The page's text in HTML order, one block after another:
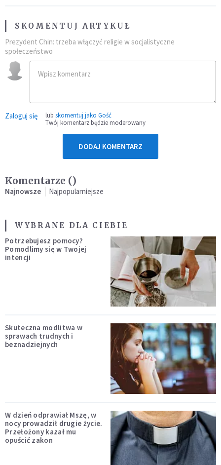
SKOMENTUJ ARTYKUŁ
Prezydent Chin: trzeba włączyć religie w socjalistyczne
społeczeństwo
Zaloguj się lub skomentuj jako Gość
Twój komentarz będzie moderowany
DODAJ KOMENTARZ
Komentarze ()
Najnowsze Najpopularniejsze
WYBRANE DLA CIEBIE
Potrzebujesz pomocy?
Pomodlimy się w Twojej
intencji
Skuteczna modlitwa w
sprawach trudnych i
beznadziejnych
W dzień odprawiał Mszę, w
nocy prowadził drugie życie.
Przełożony kazał mu
opuścić zakon